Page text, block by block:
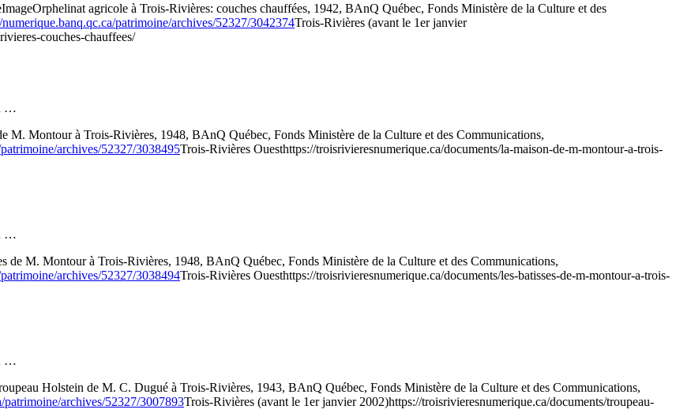
ImageOrphelinat agricole à Trois-Rivières: couches chauffées, 1942, BAnQ Québec, Fonds Ministère de la Culture et des
numerique.banq.qc.ca/patrimoine/archives/52327/3042374Trois-Rivières (avant le 1er janvier
couches-chauffees/
…
M. Montour à Trois-Rivières, 1948, BAnQ Québec, Fonds Ministère de la Culture et des Communications,
archives/52327/3038495Trois-Rivières Ouesthttps://troisrivieresnumerique.ca/documents/la-maison-de-m-montour-a-trois-
…
de M. Montour à Trois-Rivières, 1948, BAnQ Québec, Fonds Ministère de la Culture et des Communications,
archives/52327/3038494Trois-Rivières Ouesthttps://troisrivieresnumerique.ca/documents/les-batisses-de-m-montour-a-trois-
…
Holstein de M. C. Dugué à Trois-Rivières, 1943, BAnQ Québec, Fonds Ministère de la Culture et des Communications,
patrimoine/archives/52327/3007893Trois-Rivières (avant le 1er janvier 2002)https://troisrivieresnumerique.ca/documents/troupeau-